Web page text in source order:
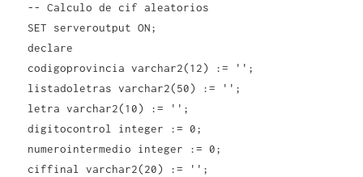
-- Calculo de cif aleatorios
SET serveroutput ON;
declare
codigoprovincia varchar2(12) := '';
listadoletras varchar2(50) := '';
letra varchar2(10) := '';
digitocontrol integer := 0;
numerointermedio integer := 0;
ciffinal varchar2(20) := '';